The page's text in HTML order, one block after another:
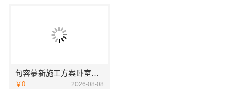
句容慕新施工方案卧室哪家好-慕新不锈钢
￥0 2026-08-08